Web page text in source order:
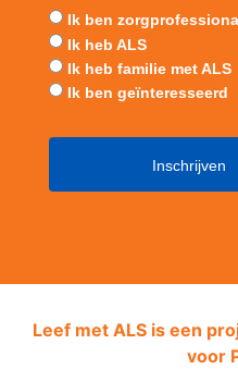
Ik ben
Ik heb ALS
Ik heb familie met ALS
Ik ben geïnteresseerd
Leef met ALS is een
voor